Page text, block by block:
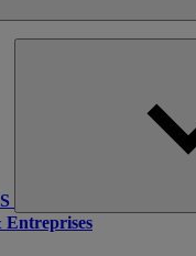
Entreprises